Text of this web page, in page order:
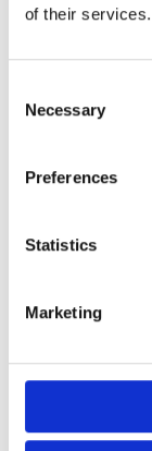
of their services.
Selection
Necessary
Preferences
Statistics
Marketing